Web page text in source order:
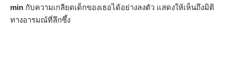
min กับความเกลียดเด็กของเธอได้อย่างลงตัว แสดงให้เห็นถึงมิติ
ทางอารมณ์ที่ลึกซึ้ง